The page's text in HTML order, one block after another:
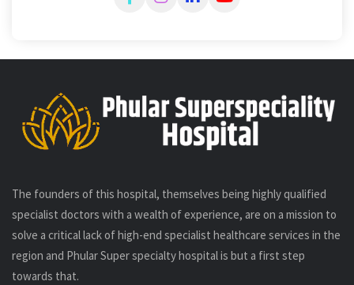
The founders of this hospital, themselves being highly qualified
specialist doctors with a wealth of experience, are on a mission to
solve a critical lack of high-end specialist healthcare services in the
region and Phular Super specialty hospital is but a first step
towards that.